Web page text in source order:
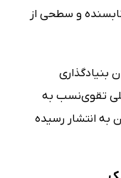
و سطحی از
بنیادگذاری
تقوی‌نسب به
به انتشار رسیده